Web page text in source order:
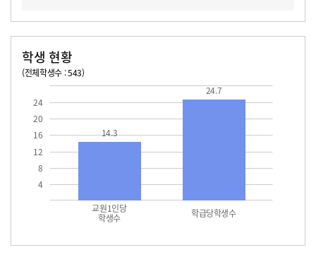
학생 현황
(전체학생수 : 543)
4
8
12
16
20
24
교원1인당
학생수 학급당학생수
14.3
24.7